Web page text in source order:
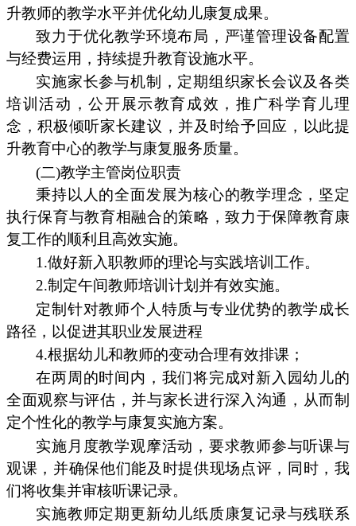
升教师的教学水平并优化幼儿康复成果。
致力于优化教学环境布局，严谨管理设备配置
与经费运用，持续提升教育设施水平。
实施家长参与机制，定期组织家长会议及各类
培训活动，公开展示教育成效，推广科学育儿理
念，积极倾听家长建议，并及时给予回应，以此提
升教育中心的教学与康复服务质量。
(二)教学主管岗位职责
秉持以人的全面发展为核心的教学理念，坚定
执行保育与教育相融合的策略，致力于保障教育康
复工作的顺利且高效实施。
1.做好新入职教师的理论与实践培训工作。
2.制定午间教师培训计划并有效实施。
定制针对教师个人特质与专业优势的教学成长
路径，以促进其职业发展进程
4.根据幼儿和教师的变动合理有效排课；
在两周的时间内，我们将完成对新入园幼儿的
全面观察与评估，并与家长进行深入沟通，从而制
定个性化的教学与康复实施方案。
实施月度教学观摩活动，要求教师参与听课与
观课，并确保他们能及时提供现场点评，同时，我
们将收集并审核听课记录。
实施教师定期更新幼儿纸质康复记录与残联系